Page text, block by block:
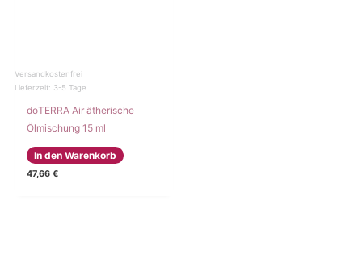
Versandkostenfrei
Lieferzeit: 3-5 Tage
doTERRA Air ätherische
Ölmischung 15 ml
In den Warenkorb
47,66 €